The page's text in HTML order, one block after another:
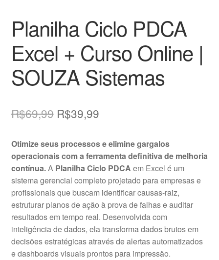
Planilha Ciclo PDCA
Excel + Curso Online |
SOUZA Sistemas
R$69,99 O
original
era:
R$69,99.
R$39,99O
atual
é:
R$39,99.
Otimize seus processos e elimine gargalos
operacionais com a ferramenta definitiva de melhoria
contínua.A Planilha Ciclo PDCA em Excel é um
sistema gerencial completo projetado para empresas e
profissionais que buscam identificar causas-raiz,
estruturar planos de ação à prova de falhas e auditar
resultados em tempo real. Desenvolvida com
inteligência de dados, ela transforma dados brutos em
decisões estratégicas através de alertas automatizados
e dashboards visuais prontos para impressão.